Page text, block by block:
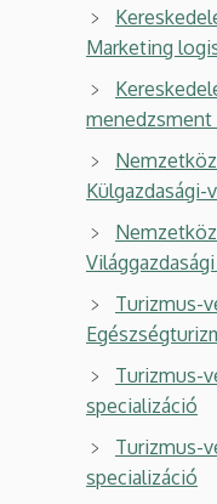
Marketing
menedzsment
Külgazdasági-
Turizmus-
Turizmus-
specializáció
Turizmus-
specializáció